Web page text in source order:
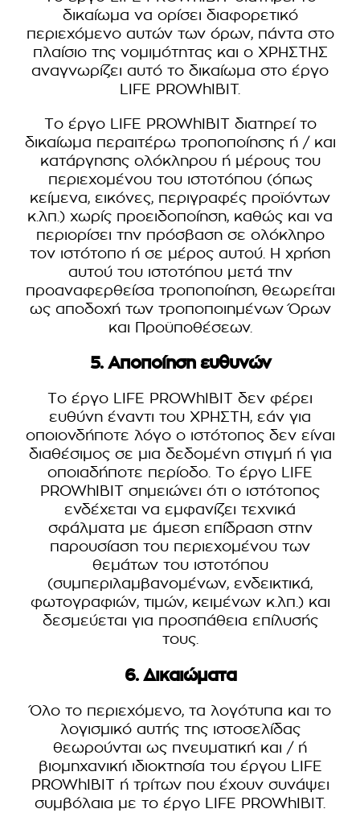
δικαίωμα να ορίσει διαφορετικό
περιεχόμενο αυτών των όρων, πάντα στο
πλαίσιο της νομιμότητας και ο ΧΡΗΣΤΗΣ
αναγνωρίζει αυτό το δικαίωμα στο έργο
LIFE PROWhIBIT.
Το έργο LIFE PROWhIBIT διατηρεί το
δικαίωμα περαιτέρω τροποποίησης ή / και
κατάργησης ολόκληρου ή μέρους του
περιεχομένου του ιστοτόπου (όπως
κείμενα, εικόνες, περιγραφές προϊόντων
κ.λπ.) χωρίς προειδοποίηση, καθώς και να
περιορίσει την πρόσβαση σε ολόκληρο
τον ιστότοπο ή σε μέρος αυτού. Η χρήση
αυτού του ιστοτόπου μετά την
προαναφερθείσα τροποποίηση, θεωρείται
ως αποδοχή των τροποποιημένων Όρων
και Προϋποθέσεων.
5. Αποποίηση ευθυνών
Το έργο LIFE PROWhIBIT δεν φέρει
ευθύνη έναντι του ΧΡΗΣΤΗ, εάν για
οποιονδήποτε λόγο ο ιστότοπος δεν είναι
διαθέσιμος σε μια δεδομένη στιγμή ή για
οποιαδήποτε περίοδο. Το έργο LIFE
PROWhIBIT σημειώνει ότι ο ιστότοπος
ενδέχεται να εμφανίζει τεχνικά
σφάλματα με άμεση επίδραση στην
παρουσίαση του περιεχομένου των
θεμάτων του ιστοτόπου
(συμπεριλαμβανομένων, ενδεικτικά,
φωτογραφιών, τιμών, κειμένων κ.λπ.) και
δεσμεύεται για προσπάθεια επίλυσής
τους.
6. Δικαιώματα
Όλο το περιεχόμενο, τα λογότυπα και το
λογισμικό αυτής της ιστοσελίδας
θεωρούνται ως πνευματική και / ή
βιομηχανική ιδιοκτησία του έργου LIFE
PROWhIBIT ή τρίτων που έχουν συνάψει
συμβόλαια με το έργο LIFE PROWhIBIT.